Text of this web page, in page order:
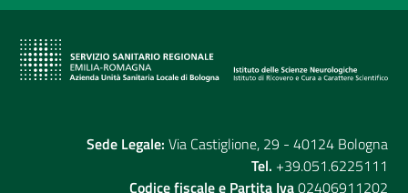
Sede Legale: Via Castiglione, 29 - 40124 Bologna
Tel. +39.051.6225111
Codice fiscale e Partita Iva02406911202